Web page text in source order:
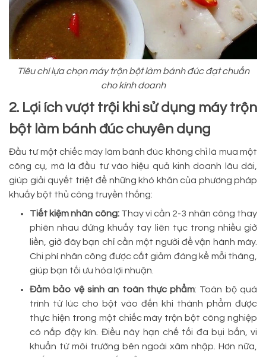
Tiêu chí lựa chọn máy trộn bột làm bánh đúc đạt chuẩn
cho kinh doanh
2. Lợi ích vượt trội khi sử dụng máy trộn
bột làm bánh đúc chuyên dụng
Đầu tư một chiếc máy làm bánh đúc không chỉ là mua một
công cụ, mà là đầu tư vào hiệu quả kinh doanh lâu dài,
giúp giải quyết triệt để những khó khăn của phương pháp
khuấy bột thủ công truyền thống:
Tiết kiệm nhân công: Thay vì cần 2-3 nhân công thay
phiên nhau đứng khuấy tay liên tục trong nhiều giờ
liền, giờ đây bạn chỉ cần một người để vận hành máy.
Chi phí nhân công được cắt giảm đáng kể mỗi tháng,
giúp bạn tối ưu hóa lợi nhuận.
Đảm bảo vệ sinh an toàn thực phẩm: Toàn bộ quá
trình từ lúc cho bột vào đến khi thành phẩm được
thực hiện trong một chiếc máy trộn bột công nghiệp
có nắp đậy kín. Điều này hạn chế tối đa bụi bẩn, vi
khuẩn từ môi trường bên ngoài xâm nhập. Hơn nữa,